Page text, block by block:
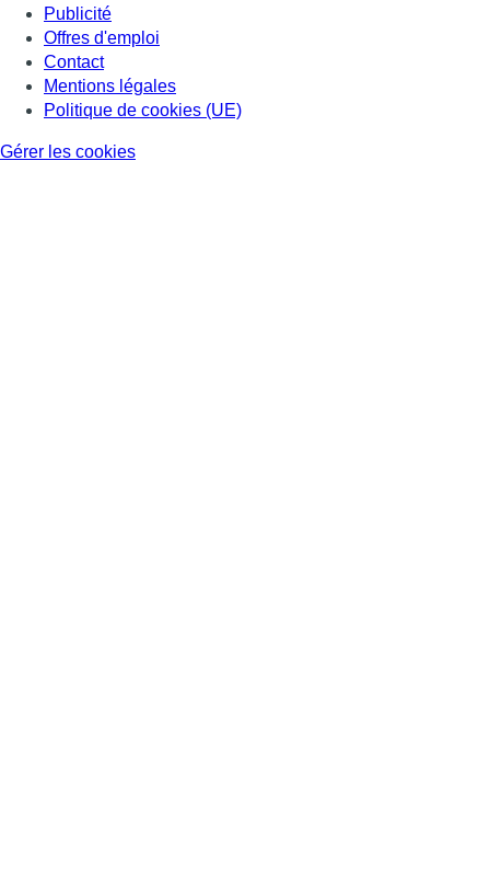
Publicité
Offres d'emploi
Contact
Mentions légales
Politique de cookies (UE)
Gérer les cookies